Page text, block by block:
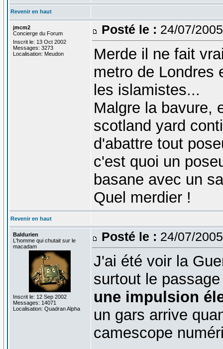
Revenir en haut
jmcm2
Concierge du Forum
Inscrit le: 13 Oct 2002
Messages: 3273
Localisation: Meudon
Posté le : 24/07/
Merde il ne fait
metro de Londres
les islamistes...
Malgre la bavure,
scotland yard
d'abattre tout
c'est quoi un
basane avec un
Quel merdier !
Revenir en haut
Baldurien
L'homme qui chutait sur le
macadam
Inscrit le: 12 Sep 2002
Messages: 14071
Localisation: Quadran Alpha
Posté le : 24/07/
J'ai été voir la
surtout le
une impulsion
un gars arrive
camescope